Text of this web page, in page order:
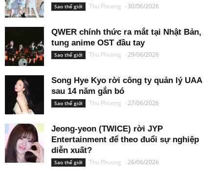
Sao thế giới Thu Phuong - 30/06/2026
QWER chính thức ra mắt tại Nhật Bản,
tung anime OST đầu tay
Sao thế giới Thu Phuong -29/06/2026
Song Hye Kyo rời công ty quản lý UAA
sau 14 năm gắn bó
Sao thế giới Thu Phuong -27/06/2026
Jeong-yeon (TWICE) rời JYP
Entertainment để theo đuổi sự nghiệp
diễn xuất?
Sao thế giới Thu Phuong -26/06/2026